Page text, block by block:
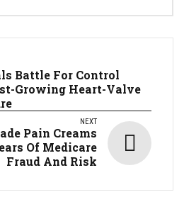
Battle For Control
Growing Heart-Valve
NEXT
Pain Creams
Of Medicare
Fraud And Risk